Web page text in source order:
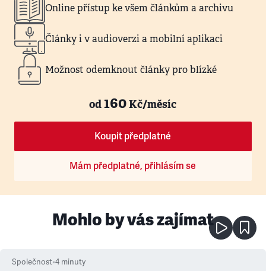
Online přístup ke všem článkům a archivu
Články i v audioverzi a mobilní aplikaci
Možnost odemknout články pro blízké
od160Kč/měsíc
Koupit předplatné
Mám předplatné, přihlásím se
Mohlo by vás zajímat
Společnost•4 minuty